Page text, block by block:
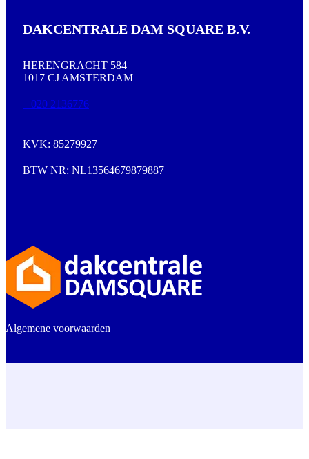
DAKCENTRALE DAM SQUARE B.V.
HERENGRACHT 584
1017 CJ AMSTERDAM
020 2136776
KVK: 85279927
BTW NR: NL13564679879887
Algemene voorwaarden